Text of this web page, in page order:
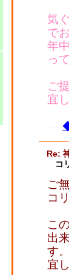
気
で
年
っ
ご
宜
Re:
コ
ご
コ
こ
出
す。
宜